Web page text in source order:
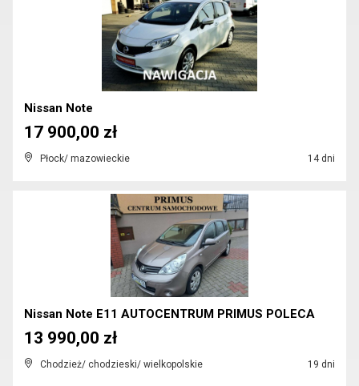
Nissan Note
Płock/ mazowieckie 14 dni
17 900,00 zł
Nissan Note E11 AUTOCENTRUM PRIMUS POLECA
Chodzież/ chodzieski/ wielkopolskie 19 dni
13 990,00 zł